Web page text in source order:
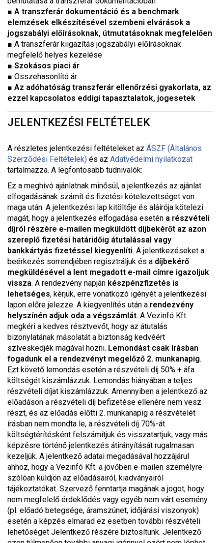
■ A transzferár dokumentáció és a benchmark
elemzések elkészítésével szembeni elvárások a
jogszabályi előírásoknak, útmutatásoknak megfelelően
■ A transzferár kiigazítás jogszabályi előírásoknak
megfelelő helyes kezelése
■ Szokásos piaci ár
■ Összehasonlító ár
■ Az adóhatóság transzferár ellenőrzési gyakorlata, az
ezzel kapcsolatos eddigi tapasztalatok, jogesetek
JELENTKEZÉSI FELTÉTELEK
A részletes jelentkezési feltételeket az ÁSZF (Általános
Szerződési Feltételek) és az Adatvédelmi nyilatkozat
tartalmazza. A legfontosabb tudnivalók:
Ez a meghívó ajánlatnak minősül, a jelentkezés az ajánlat
elfogadásának számít és fizetési kötelezettséget von
maga után. A jelentkezési lap kitöltője és aláírója kötelezi
magát, hogy a jelentkezés elfogadása esetén a részvételi
díjról részére e-mailen megküldött díjbekérőt az azon
szereplő fizetési határidőig átutalással vagy
bankkártyás fizetéssel kiegyenlíti. A jelentkezéseket a
beérkezés sorrendjében regisztráljuk és a díjbekérő
megküldésével a lent megadott e-mail címre igazoljuk
vissza. A rendezvény napján készpénzfizetés is
lehetséges, kérjük, erre vonatkozó igényét a jelentkezési
lapon előre jelezze. A kiegyenlítés után a rendezvény
helyszínén adjuk oda a végszámlát. A Vezinfó Kft.
megkéri a kedves résztvevőt, hogy az átutalás
bizonylatának másolatát a biztonság kedvéért
szíveskedjék magával hozni. Lemondást csak írásban
fogadunk el a rendezvényt megelőző 2. munkanapig.
Ezt követő lemondás esetén a részvételi díj 50% + áfa
költségét kiszámlázzuk. Lemondás hiányában a teljes
részvételi díjat kiszámlázzuk. Amennyiben a jelentkező az
előadáson a részvételi díj befizetése ellenére nem vesz
részt, és az előadás előtti 2. munkanapig a részvételét
írásban nem mondta le, a részvételi díj 70%-át
költségtérítésként felszámítjuk és visszatartjuk, vagy más
képzésre történő jelentkezés átirányítását rugalmasan
kezeljük. A jelentkező adatai megadásával hozzájárul
ahhoz, hogy a Vezinfó Kft. a jövőben e-mailen személyre
szólóan küldjön az előadásairól, kiadványairól
tájékoztatókat. Szervező fenntartja magának a jogot, hogy
nem megfelelő érdeklődés vagy egyéb nem várt esemény
(pl. előadó betegsége, áramszünet, időjárási viszonyok)
esetén a képzés elmarad ez esetben további részvételi
lehetőséget Jelentkező részére biztosítunk. Jelentkező